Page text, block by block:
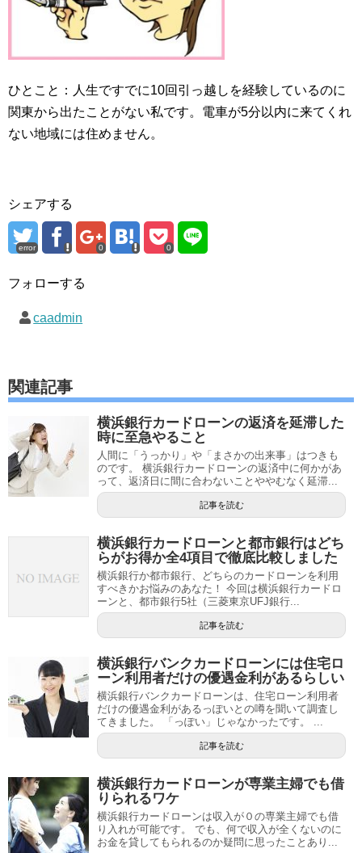
ひとこと：人生ですでに10回引っ越しを経験しているのに
関東から出たことがない私です。電車が5分以内に来てくれ
ない地域には住めません。
シェアする
error 0 0
フォローする
caadmin
関連記事
横浜銀行カードローンの返済を延滞した
時に至急やること
人間に「うっかり」や「まさかの出来事」はつきも
のです。 横浜銀行カードローンの返済中に何かがあ
って、返済日に間に合わないことややむなく延滞...
記事を読む
横浜銀行カードローンと都市銀行はどち
らがお得か全4項目で徹底比較しました
横浜銀行か都市銀行、どちらのカードローンを利用
すべきかお悩みのあなた！ 今回は横浜銀行カードロ
ーンと、都市銀行5社（三菱東京UFJ銀行...
記事を読む
横浜銀行バンクカードローンには住宅ロ
ーン利用者だけの優遇金利があるらしい
横浜銀行バンクカードローンは、住宅ローン利用者
だけの優遇金利があるっぽいとの噂を聞いて調査し
てきました。 「っぽい」じゃなかったです。 ...
記事を読む
横浜銀行カードローンが専業主婦でも借
りられるワケ
横浜銀行カードローンは収入が０の専業主婦でも借
り入れが可能です。 でも、何で収入が全くないのに
お金を貸してもられるのか疑問に思ったことあり...